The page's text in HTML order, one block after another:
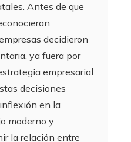
Antes de que
decidieron
ya fuera por
empresarial
decisiones
en la
moderno y
la relación entre